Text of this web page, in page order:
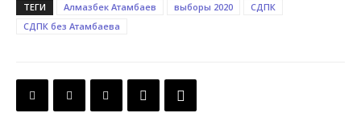
ТЕГИ Алмазбек Атамбаев выборы 2020
СДПК
СДПК без Атамбаева